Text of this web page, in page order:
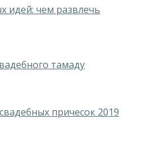
идей: чем развлечь
тамаду
причесок 2019